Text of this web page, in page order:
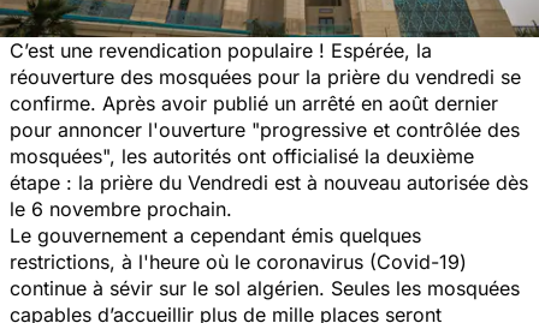
C’est une revendication populaire ! Espérée, la
réouverture des mosquées pour la prière du vendredi se
confirme. Après avoir publié un arrêté en août dernier
pour annoncer l'ouverture "progressive et contrôlée des
mosquées", les autorités ont officialisé la deuxième
étape : la prière du Vendredi est à nouveau autorisée dès
le 6 novembre prochain.
Le gouvernement a cependant émis quelques
restrictions, à l'heure où le coronavirus (Covid-19)
continue à sévir sur le sol algérien. Seules les mosquées
capables d’accueillir plus de mille places seront